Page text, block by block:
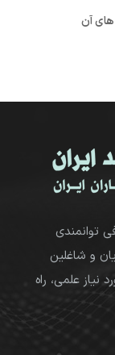
توانمندی
و شاغلین
نیاز علمی، راه